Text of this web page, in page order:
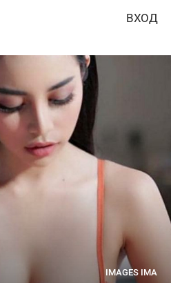
ВХОД
IMAGES IMA